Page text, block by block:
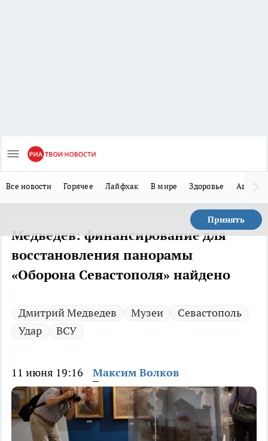
Все новости Горячее Лайфхак В мире Здоровье Авто
Принять
Медведев: финансирование для
восстановления панорамы
«Оборона Севастополя» найдено
Дмитрий Медведев Музеи
Севастополь
Удар
ВСУ
11 июня 19:16 Максим Волков